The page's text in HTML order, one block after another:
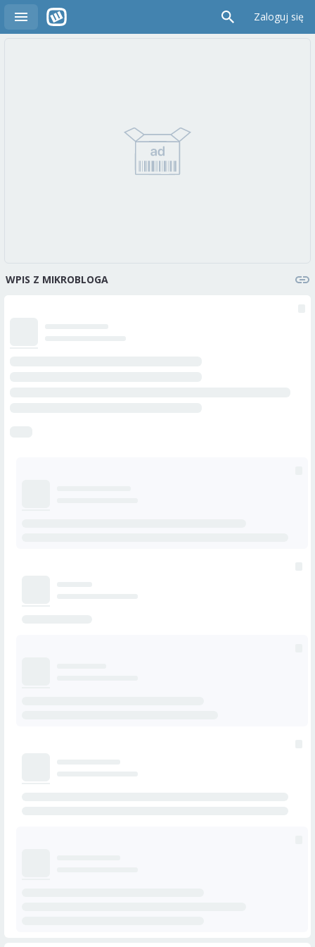
Zaloguj się
WPIS Z MIKROBLOGA